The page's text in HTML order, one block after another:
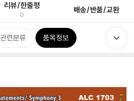
리뷰/한줄평
0 배송/반품/교환
관련분류 품목정보